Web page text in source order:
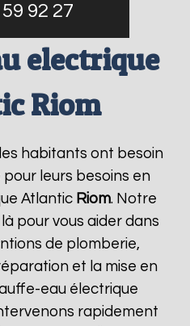
92 27
electrique
Riom
habitants ont besoin
leurs besoins en
Atlantic Riom. Notre
pour vous aider dans
de plomberie,
et la mise en
eau électrique
rapidement